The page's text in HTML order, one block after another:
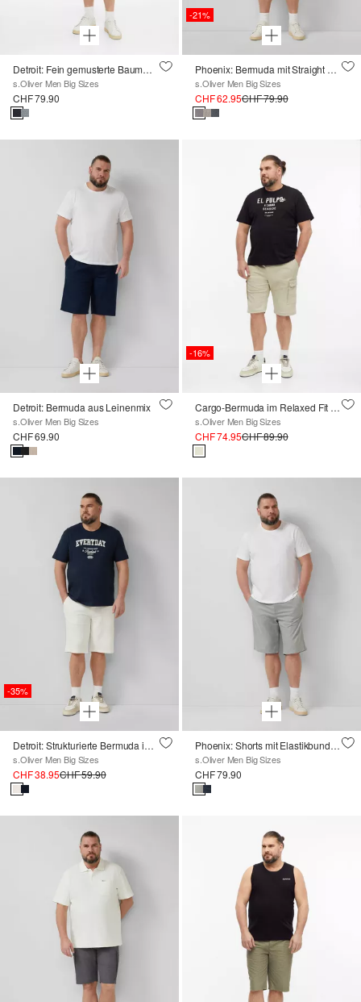
Detroit: Fein gemusterte Baumwoll-Bermuda
s.Oliver Men Big Sizes
CHF 79.90
-21%
Phoenix: Bermuda mit Straight Leg und Struktur
s.Oliver Men Big Sizes
CHF 62.95CHF 79.90
Detroit: Bermuda aus Leinenmix
s.Oliver Men Big Sizes
CHF 69.90
-16%
Cargo-Bermuda im Relaxed Fit mit Elastikbund
s.Oliver Men Big Sizes
CHF 74.95CHF 89.90
-35%
Detroit: Strukturierte Bermuda im Relaxed Fit
s.Oliver Men Big Sizes
CHF 38.95CHF 59.90
Phoenix: Shorts mit Elastikbund und Tunnelzug
s.Oliver Men Big Sizes
CHF 79.90